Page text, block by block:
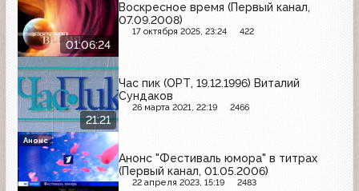
01:06:24
Воскресное время (Первый канал,
07.09.2008)
17 октября 2025, 23:24 422
21:21
Час пик (ОРТ, 19.12.1996) Виталий
Сундаков
26 марта 2021, 22:19 2466
Анонс "Фестиваль юмора" в титрах
(Первый канал, 01.05.2006)
22 апреля 2023, 15:19 2483
Анонс